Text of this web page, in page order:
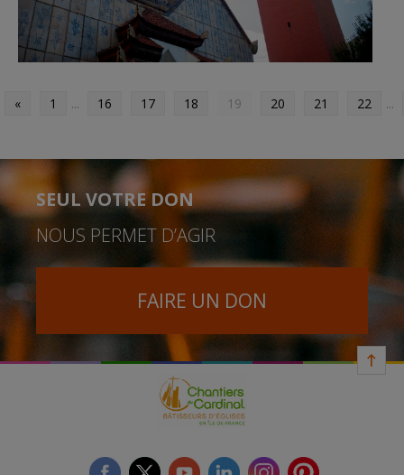
« 1 ... 16 17 18 19 20 21 22 ...
SEUL VOTRE DON
NOUS PERMET D’AGIR
FAIRE UN DON